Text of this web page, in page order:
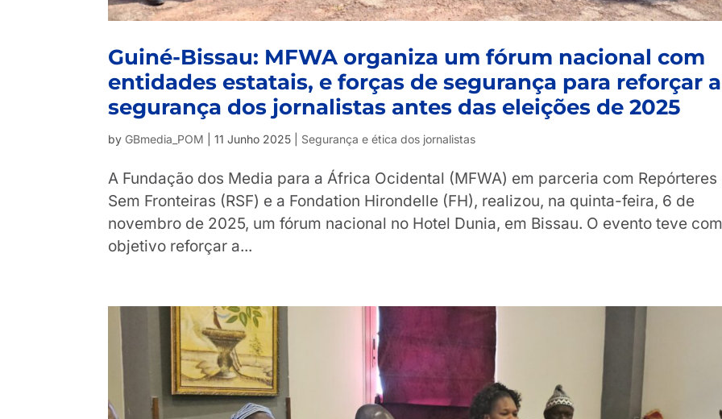
Guiné-Bissau: MFWA organiza um fórum nacional com
entidades estatais, e forças de segurança para reforçar a
segurança dos jornalistas antes das eleições de 2025
by GBmedia_POM |11 Junho 2025 Segurança e ética dos jornalistas
A Fundação dos Media para a África Ocidental (MFWA) em parceria com Repórteres
Sem Fronteiras (RSF) e a Fondation Hirondelle (FH), realizou, na quinta-feira, 6 de
novembro de 2025, um fórum nacional no Hotel Dunia, em Bissau. O evento teve
objetivo reforçar a...